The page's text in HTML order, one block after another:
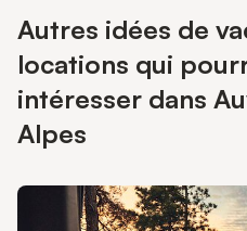
Autres idées de
locations qui
intéresser dans
Alpes